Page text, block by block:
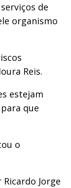
de
organismo
Reis.
estejam
que
o
Jorge